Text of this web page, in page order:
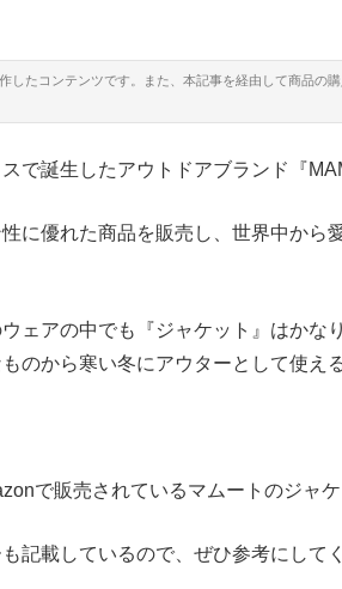
したコンテンツです。また、本記事を経由して商品の
で誕生したアウトドアブランド『
に優れた商品を販売し、世界中から
ェアの中でも『ジャケット』はかな
のから寒い冬にアウターとして使え
で販売されているマムートのジャ
記載しているので、ぜひ参考にして